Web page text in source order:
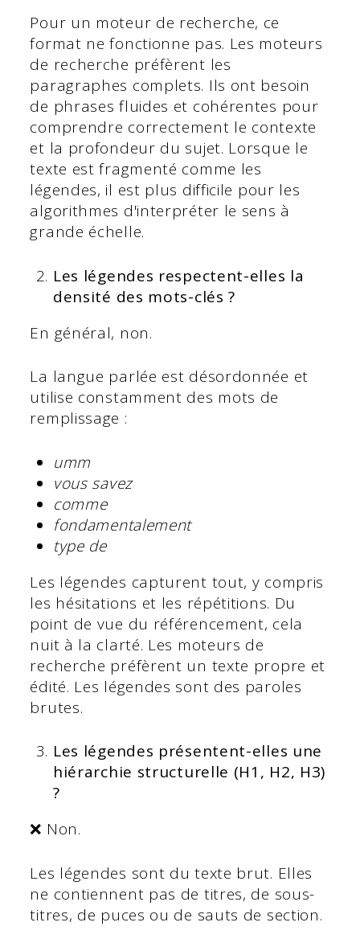
Pour un moteur de recherche, ce
format ne fonctionne pas. Les moteurs
de recherche préfèrent les
paragraphes complets. Ils ont besoin
de phrases fluides et cohérentes pour
comprendre correctement le contexte
et la profondeur du sujet. Lorsque le
texte est fragmenté comme les
légendes, il est plus difficile pour les
algorithmes d'interpréter le sens à
grande échelle.
Les légendes respectent-elles la
densité des mots-clés ?
En général, non.
La langue parlée est désordonnée et
utilise constamment des mots de
remplissage :
umm
vous savez
comme
fondamentalement
type de
Les légendes capturent tout, y compris
les hésitations et les répétitions. Du
point de vue du référencement, cela
nuit à la clarté. Les moteurs de
recherche préfèrent un texte propre et
édité. Les légendes sont des paroles
brutes.
Les légendes présentent-elles une
hiérarchie structurelle (H1, H2, H3)
?
❌ Non.
Les légendes sont du texte brut. Elles
ne contiennent pas de titres, de sous-
titres, de puces ou de sauts de section.